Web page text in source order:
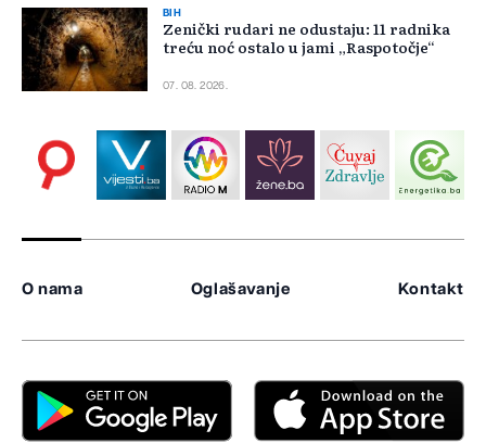
BIH
Zenički rudari ne odustaju: 11 radnika
treću noć ostalo u jami „Raspotočje“
07. 08. 2026.
O nama Oglašavanje Kontakt